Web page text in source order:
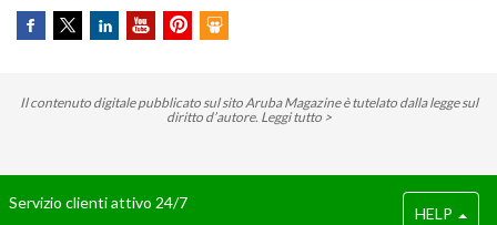
Il contenuto digitale pubblicato sul sito Aruba Magazine è tutelato dalla legge sul
diritto d’autore. Leggi tutto >
HELP
Servizio clienti attivo 24/7